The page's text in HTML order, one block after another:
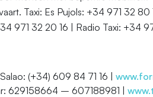
Taxi: Es Pujols: +34 971 32
971 32 20 16 | Radio Taxi: +34
(+34) 609 84 71 16 |
629158664 – 607188981 |